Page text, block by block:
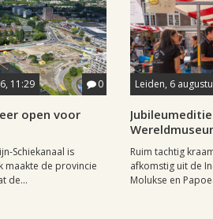
11:29 0
open voor
Schiekanaal is
maakte de provincie
de...
Leiden, 6
Ruim tachtig
afkomstig uit de
Molukse en